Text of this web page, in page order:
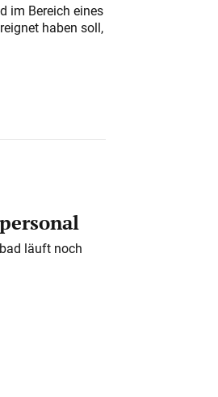
im Bereich eines
haben soll,
läuft noch